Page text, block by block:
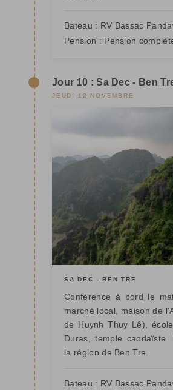
Bateau : RV Bassac
Pension : Pension
Jour 10 : Sa Dec - Ben
JEUDI 12 NOVEMBRE
SA DEC - BEN TRE
Conférence à bord le
marché local, maison de
de Huynh Thuy Lê),
Duras, temple caodaïste.
la région de Ben Tre.
Bateau : RV Bassac